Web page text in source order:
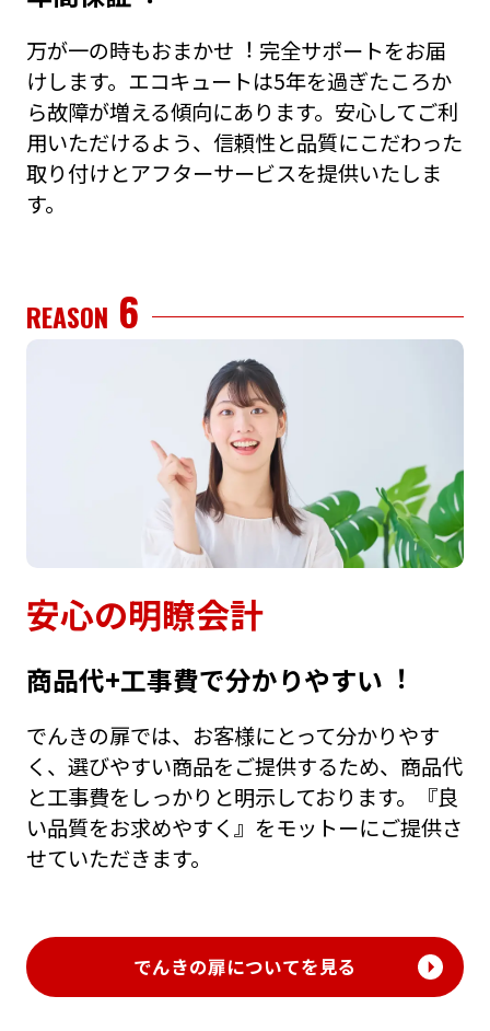
万が⼀の時もおまかせ︕ 完全サポートをお届
けします。エコキュートは5年を過ぎたころか
ら故障が増える傾向にあります。安⼼してご利
⽤いただけるよう、信頼性と品質にこだわった
取り付けとアフターサービスを提供いたしま
す。
REASON 6
安⼼の明瞭会計
商品代+⼯事費で分かりやすい︕
でんきの扉では、お客様にとって分かりやす
く、選びやすい商品をご提供するため、商品代
と⼯事費をしっかりと明⽰しております。『良
い品質をお求めやすく』をモットーにご提供さ
せていただきます。
でんきの扉についてを見る